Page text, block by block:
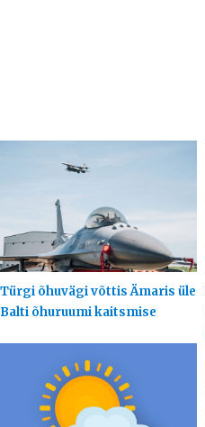
Türgi õhuvägi võttis Ämaris üle
Balti õhuruumi kaitsmise